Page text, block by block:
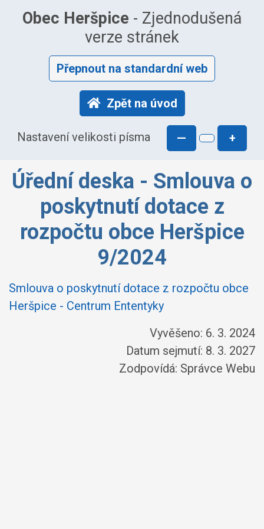
Obec Heršpice - Zjednodušená
verze stránek
Přepnout na standardní web
Zpět na úvod
Nastavení velikosti písma — +
Úřední deska - Smlouva o
poskytnutí dotace z
rozpočtu obce Heršpice
9/2024
Smlouva o poskytnutí dotace z rozpočtu obce
Heršpice - Centrum Ententyky
Vyvěšeno: 6. 3. 2024
Datum sejmutí: 8. 3. 2027
Zodpovídá: Správce Webu